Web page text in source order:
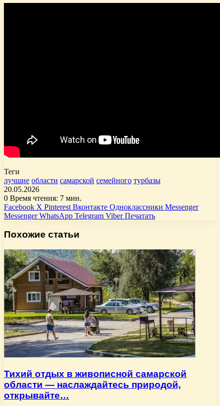
Теги
лучшие области самарской семейного турбазы
20.05.2026
0 Время чтения: 7 мин.
Facebook X Pinterest Вконтакте Одноклассники Messenger
Messenger WhatsApp Telegram Viber Печатать
Похожие статьи
Тихий отдых в живописной самарской
области — наслаждайтесь природой,
открывайте…